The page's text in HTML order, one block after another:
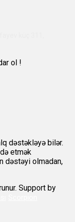
ol !
dəstəkləyə bilər.
etmək
dəstəyi olmadan,
Support by